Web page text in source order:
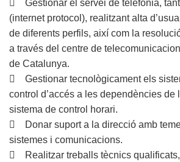
 Gestionar el servei de telefonia,
(internet protocol), realitzant alta
de diferents perfils, així com la
a través del centre de
de Catalunya.
 Gestionar tecnològicament els
control d’accés a les dependències de
sistema de control horari.
 Donar suport a la direcció amb
sistemes i comunicacions.
 Realitzar treballs tècnics